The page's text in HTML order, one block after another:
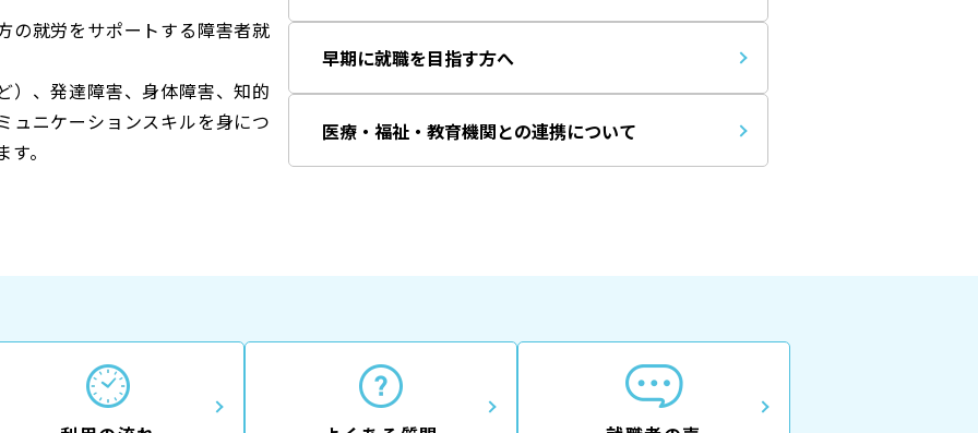
の就労をサポートする障害者就
）、発達障害、身体障害、知的
ュニケーションスキルを身につ
。
早期に就職を目指す方へ
医療・福祉・教育機関との連携について